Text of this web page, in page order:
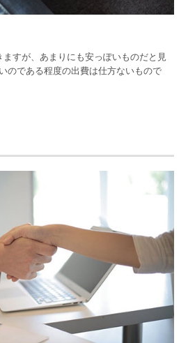
すが、あまりにも安っぽいものだと見
のである程度の出費は仕方ないもので